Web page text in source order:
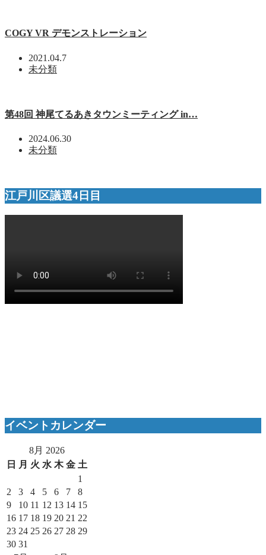
COGY VR デモンストレーション
2021.04.7
未分類
第48回 神尾てるあきタウンミーティング in…
2024.06.30
未分類
江戸川区議選4日目
イベントカレンダー
8月 2026
日
月 火 水 木 金 土
1
2
3 4 5 6 7
8
9
10 11 12 13 14 15
16 17 18 19 20 21 22
23 24 25 26 27 28 29
30 31